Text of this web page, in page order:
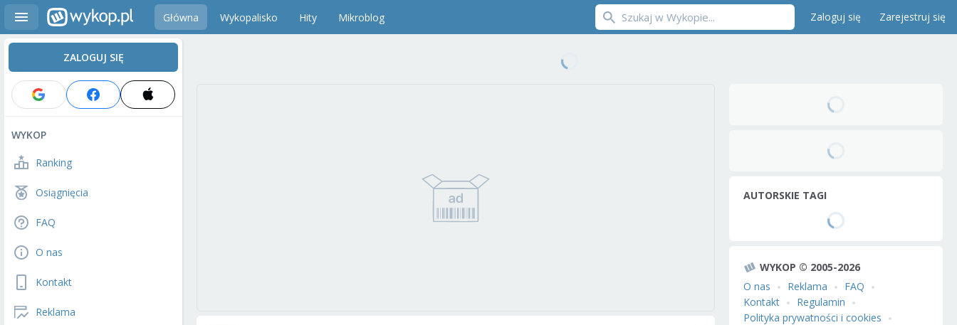
Główna Wykopalisko Hity Mikroblog Zaloguj się Zarejestruj się
ZALOGUJ SIĘ
WYKOP
Ranking
Osiągnięcia
FAQ
O nas
Kontakt
Reklama
AUTORSKIE TAGI
WYKOP © 2005-2026
O nas
Reklama
FAQ
Kontakt
Regulamin
Polityka prywatności i cookies